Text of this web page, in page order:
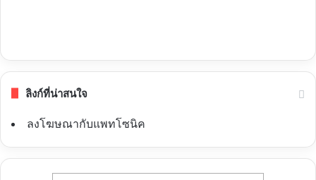
ลิงก์ที่น่าสนใจ
ลงโฆษณากับแพทโซนิค